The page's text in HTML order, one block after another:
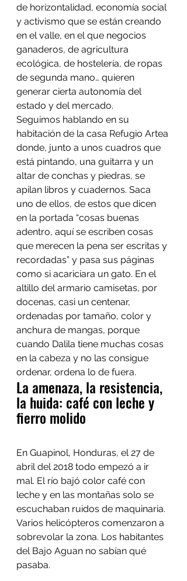
de horizontalidad, economía social
y activismo que se están creando
en el valle, en el que negocios
ganaderos, de agricultura
ecológica, de hostelería, de ropas
de segunda mano… quieren
generar cierta autonomía del
estado y del mercado.
Seguimos hablando en su
habitación de la casa Refugio Artea
donde, junto a unos cuadros que
está pintando, una guitarra y un
altar de conchas y piedras, se
apilan libros y cuadernos. Saca
uno de ellos, de estos que dicen
en la portada “cosas buenas
adentro, aquí se escriben cosas
que merecen la pena ser escritas y
recordadas” y pasa sus páginas
como si acariciara un gato. En el
altillo del armario camisetas, por
docenas, casi un centenar,
ordenadas por tamaño, color y
anchura de mangas, porque
cuando Dalila tiene muchas cosas
en la cabeza y no las consigue
ordenar, ordena lo de fuera.
La amenaza, la resistencia,
la huida: café con leche y
fierro molido
En Guapinol, Honduras, el 27 de
abril del 2018 todo empezó a ir
mal. El río bajó color café con
leche y en las montañas solo se
escuchaban ruidos de maquinaria.
Varios helicópteros comenzaron a
sobrevolar la zona. Los habitantes
del Bajo Aguan no sabían qué
pasaba.